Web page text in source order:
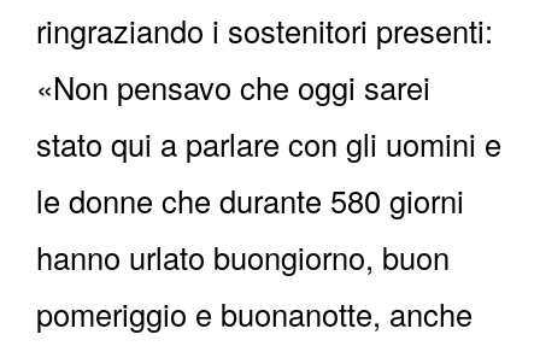
ringraziando i sostenitori presenti:
«Non pensavo che oggi sarei
stato qui a parlare con gli uomini e
le donne che durante 580 giorni
hanno urlato buongiorno, buon
pomeriggio e buonanotte, anche